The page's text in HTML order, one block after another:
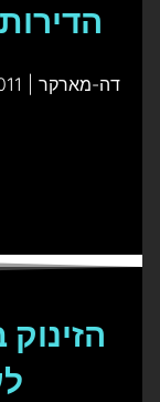
דה-מארקר | 15.04.2011